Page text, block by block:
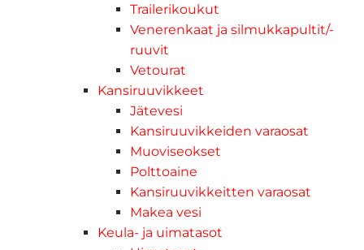
Trailerikoukut
Venerenkaat ja silmukkapultit/-
ruuvit
Vetourat
Kansiruuvikkeet
Jätevesi
Kansiruuvikkeiden varaosat
Muoviseokset
Polttoaine
Kansiruuvikkeitten varaosat
Makea vesi
Keula- ja uimatasot